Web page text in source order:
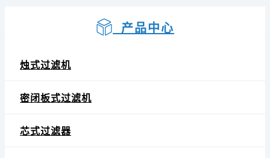
产品中心
烛式过滤机
密闭板式过滤机
芯式过滤器